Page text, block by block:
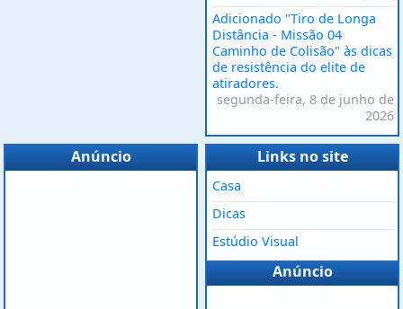
Adicionado "Tiro de Longa
Distância - Missão 04
Caminho de Colisão" às dicas
de resistência do elite de
atiradores.
segunda-feira, 8 de junho de
2026
Anúncio Links no site
Casa
Dicas
Estúdio Visual
Anúncio